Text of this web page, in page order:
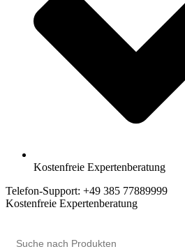
Kostenfreie Expertenberatung
Telefon-Support: +49 385 77889999
Kostenfreie Expertenberatung